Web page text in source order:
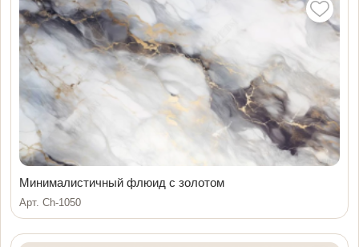
Минималистичный флюид с золотом
Арт. Ch-1050